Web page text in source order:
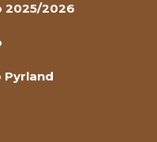
2025/2026
Pyrland